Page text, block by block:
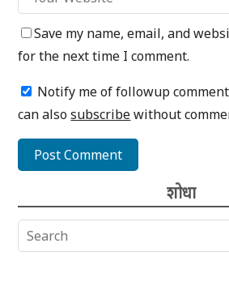
Save my name, email, and
for the next time I comment.
Notify me of followup
can alsosubscribewithout
शोधा